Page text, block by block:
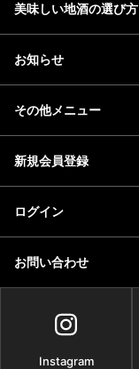
美味しい地酒の選び方
お知らせ
その他メニュー
新規会員登録
ログイン
お問い合わせ
Instagram